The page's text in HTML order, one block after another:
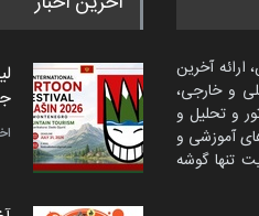
ارائه آخرین
و خارجی،
و تحلیل و
آموزشی و
تنها گوشه